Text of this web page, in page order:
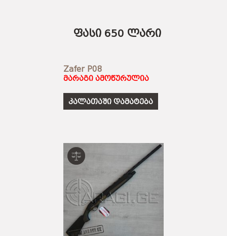
ფასი 650 ლარი
Zafer P08
მარაგი ამოწურულია
კალათაში დამატება